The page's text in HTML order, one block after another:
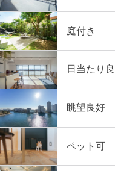
庭付き
日当たり
眺望良好
ペット可